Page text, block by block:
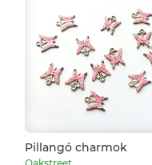
Pillangó charmok